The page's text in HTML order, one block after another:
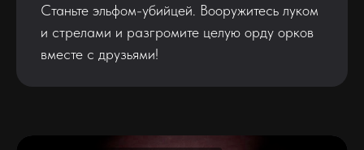
Станьте эльфом-убийцей. Вооружитесь луком
и стрелами и разгромите целую орду орков
вместе с друзьями!